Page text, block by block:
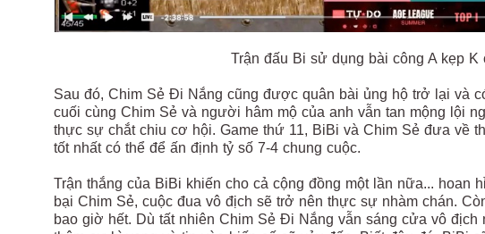
Trận đấu Bi sử dụng bài công A kẹp K
Sau đó, Chim Sẻ Đi Nắng cũng được quân bài ủng hộ trở lại và
cuối cùng Chim Sẻ và người hâm mộ của anh vẫn tan mộng lội
thực sự chắt chiu cơ hội. Game thứ 11, BiBi và Chim Sẻ đưa về
tốt nhất có thể để ấn định tỷ số 7-4 chung cuộc.
Trận thắng của BiBi khiến cho cả cộng đồng một lần nữa... hoan
bại Chim Sẻ, cuộc đua vô địch sẽ trở nên thực sự nhàm chán.
bao giờ hết. Dù tất nhiên Chim Sẻ Đi Nắng vẫn sáng cửa vô